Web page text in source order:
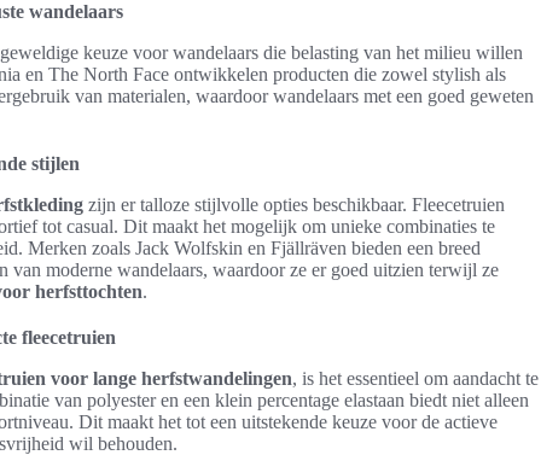
wandelaars
keuze voor wandelaars die belasting van het milieu willen
en The North Face ontwikkelen producten die zowel stylish als
van materialen, waardoor wandelaars met een goed geweten
stijlen
zijn er talloze stijlvolle opties beschikbaar. Fleecetruien
tot casual. Dit maakt het mogelijk om unieke combinaties te
Merken zoals Jack Wolfskin en Fjällräven bieden een breed
van moderne wandelaars, waardoor ze er goed uitzien terwijl ze
herfsttochten.
fleecetruien
voor lange herfstwandelingen, is het essentieel om aandacht te
van polyester en een klein percentage elastaan biedt niet alleen
Dit maakt het tot een uitstekende keuze voor de actieve
wil behouden.